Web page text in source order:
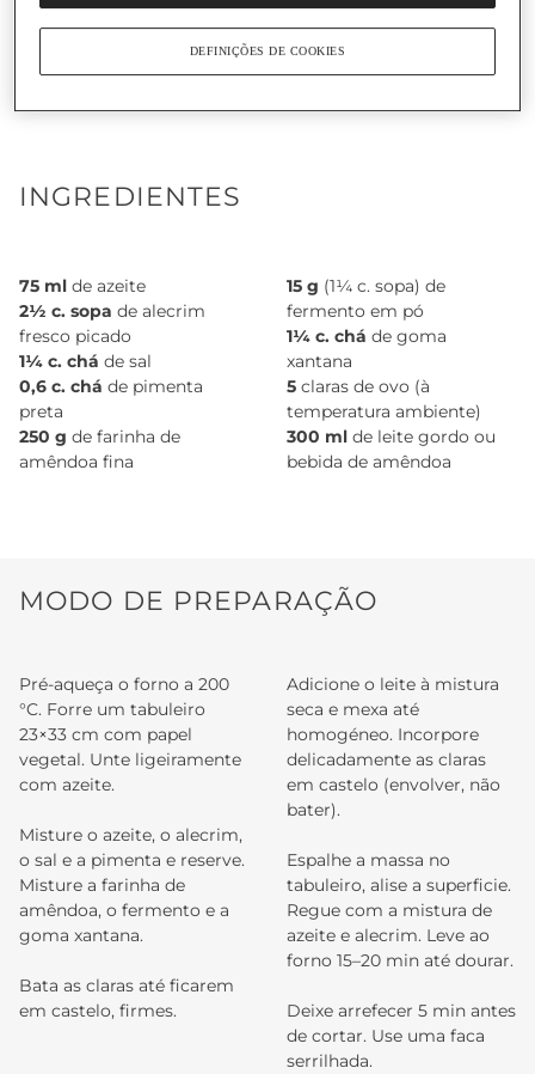
Tempo total:35
Grau dificuldade:3
INGREDIENTES
75 ml de azeite
2½ c. sopa de alecrim
fresco picado
1¼ c. chá de sal
0,6 c. chá de pimenta
preta
250 g de farinha de
amêndoa fina
15 g (1¼ c. sopa) de
fermento em pó
1¼ c. chá de goma
xantana
5 claras de ovo (à
temperatura ambiente)
300 ml de leite gordo ou
bebida de amêndoa
MODO DE PREPARAÇÃO
Pré-aqueça o forno a 200
°C. Forre um tabuleiro
23×33 cm com papel
vegetal. Unte ligeiramente
com azeite.
Misture o azeite, o alecrim,
o sal e a pimenta e reserve.
Misture a farinha de
amêndoa, o fermento e a
goma xantana.
Bata as claras até ficarem
em castelo, firmes.
Adicione o leite à mistura
seca e mexa até
homogéneo. Incorpore
delicadamente as claras
em castelo (envolver, não
bater).
Espalhe a massa no
tabuleiro, alise a superficie.
Regue com a mistura de
azeite e alecrim. Leve ao
forno 15–20 min até dourar.
Deixe arrefecer 5 min antes
de cortar. Use uma faca
serrilhada.
DEFINIÇÕES DE COOKIES